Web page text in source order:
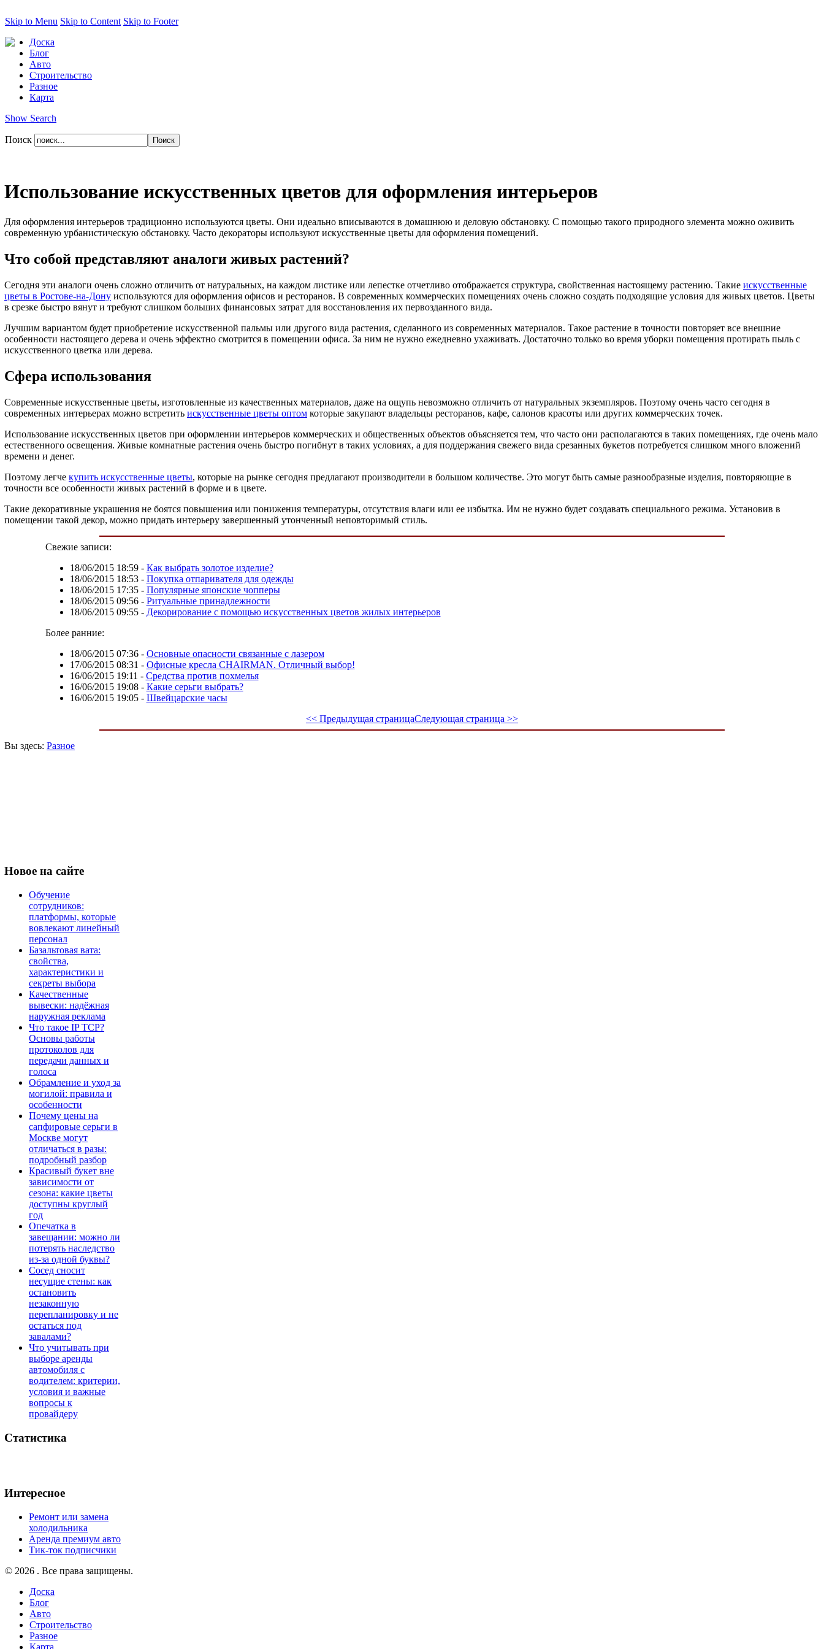
Skip to Menu Skip to Content Skip to Footer
Доска
Блог
Авто
Строительство
Разное
Карта
Show Search
Поиск
Использование искусственных цветов для оформления интерьеров
Для оформления интерьеров традиционно используются цветы. Они идеально вписываются в домашнюю и деловую обстановку. С помощью такого природного элемента можно оживить
современную урбанистическую обстановку. Часто декораторы используют искусственные цветы для оформления помещений.
Что собой представляют аналоги живых растений?
Сегодня эти аналоги очень сложно отличить от натуральных, на каждом листике или лепестке отчетливо отображается структура, свойственная настоящему растению. Такие искусственные
цветы в Ростове-на-Дону используются для оформления офисов и ресторанов. В современных коммерческих помещениях очень сложно создать подходящие условия для живых цветов. Цветы
в срезке быстро вянут и требуют слишком больших финансовых затрат для восстановления их первозданного вида.
Лучшим вариантом будет приобретение искусственной пальмы или другого вида растения, сделанного из современных материалов. Такое растение в точности повторяет все внешние
особенности настоящего дерева и очень эффектно смотрится в помещении офиса. За ним не нужно ежедневно ухаживать. Достаточно только во время уборки помещения протирать пыль с
искусственного цветка или дерева.
Сфера использования
Современные искусственные цветы, изготовленные из качественных материалов, даже на ощупь невозможно отличить от натуральных экземпляров. Поэтому очень часто сегодня в
современных интерьерах можно встретить искусственные цветы оптом которые закупают владельцы ресторанов, кафе, салонов красоты или других коммерческих точек.
Использование искусственных цветов при оформлении интерьеров коммерческих и общественных объектов объясняется тем, что часто они располагаются в таких помещениях, где очень мало
естественного освещения. Живые комнатные растения очень быстро погибнут в таких условиях, а для поддержания свежего вида срезанных букетов потребуется слишком много вложений
времени и денег.
Поэтому легче купить искусственные цветы, которые на рынке сегодня предлагают производители в большом количестве. Это могут быть самые разнообразные изделия, повторяющие в
точности все особенности живых растений в форме и в цвете.
Такие декоративные украшения не боятся повышения или понижения температуры, отсутствия влаги или ее избытка. Им не нужно будет создавать специального режима. Установив в
помещении такой декор, можно придать интерьеру завершенный утонченный неповторимый стиль.
Свежие записи:
18/06/2015 18:59- Как выбрать золотое изделие?
18/06/2015 18:53- Покупка отпаривателя для одежды
18/06/2015 17:35- Популярные японские чопперы
18/06/2015 09:56- Ритуальные принадлежности
18/06/2015 09:55- Декорирование с помощью искусственных цветов жилых интерьеров
Более ранние:
18/06/2015 07:36- Основные опасности связанные с лазером
17/06/2015 08:31 - Офисные кресла CHAIRMAN. Отличный выбор!
16/06/2015 19:11 - Средства против похмелья
16/06/2015 19:08- Какие серьги выбрать?
16/06/2015 19:05- Швейцарские часы
<< Предыдущая страницаСледующая страница >>
Вы здесь: Разное
Новое на сайте
Обучение
сотрудников:
платформы, которые
вовлекают линейный
персонал
Базальтовая вата:
свойства,
характеристики и
секреты выбора
Качественные
вывески: надёжная
наружная реклама
Что такое IP TCP?
Основы работы
протоколов для
передачи данных и
голоса
Обрамление и уход за
могилой: правила и
особенности
Почему цены на
сапфировые серьги в
Москве могут
отличаться в разы:
подробный разбор
Красивый букет вне
зависимости от
сезона: какие цветы
доступны круглый
год
Опечатка в
завещании: можно ли
потерять наследство
из-за одной буквы?
Сосед сносит
несущие стены: как
остановить
незаконную
перепланировку и не
остаться под
завалами?
Что учитывать при
выборе аренды
автомобиля с
водителем: критерии,
условия и важные
вопросы к
провайдеру
Статистика
Интересное
Ремонт или замена
холодильника
Аренда премиум авто
Тик-ток подписчики
© 2026 . Все права защищены.
Доска
Блог
Авто
Строительство
Разное
Карта